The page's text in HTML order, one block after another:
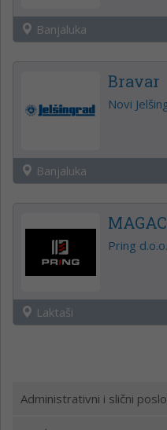
Banjaluka
Bravar
Novi
Banjaluka
Pring d.o.o.
Laktaši
Administrativni i slični